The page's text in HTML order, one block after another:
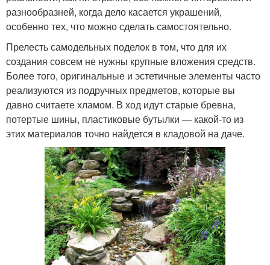
разнообразней, когда дело касается украшений,
особенно тех, что можно сделать самостоятельно.
Прелесть самодельных поделок в том, что для их
создания совсем не нужны крупные вложения средств.
Более того, оригинальные и эстетичные элементы часто
реализуются из подручных предметов, которые вы
давно считаете хламом. В ход идут старые бревна,
потертые шины, пластиковые бутылки — какой-то из
этих материалов точно найдется в кладовой на даче.